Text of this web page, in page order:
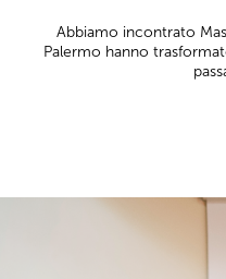
Abbiamo incontrato
Palermo hanno